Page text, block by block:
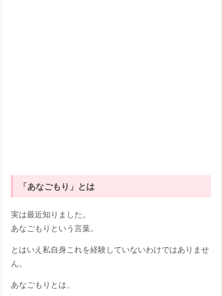
「あなごもり」とは
実は最近知りました。
あなごもりという言葉。
とはいえ私自身これを経験していないわけではありませ
ん。
あなごもりとは、